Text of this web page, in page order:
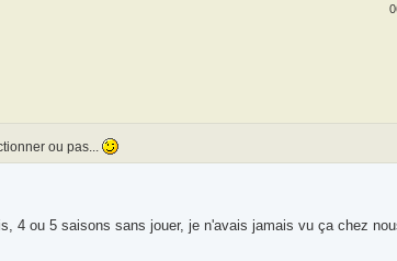
ou pas...
4 ou 5 saisons sans jouer, je n'avais jamais vu ça chez